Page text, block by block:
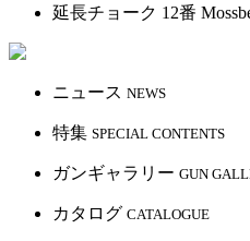
延長チョーク 12番
ニュース NEWS
特集 SPECIAL CONTENTS
ガンギャラリー GUN
カタログ CATALOGUE